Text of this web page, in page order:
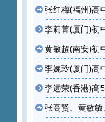
张红梅(福州)高
李莉菁(厦门)初
黄敏超(南安)初
李婉玲(厦门)高
李远荣(香港)高
张高贤、黄敏